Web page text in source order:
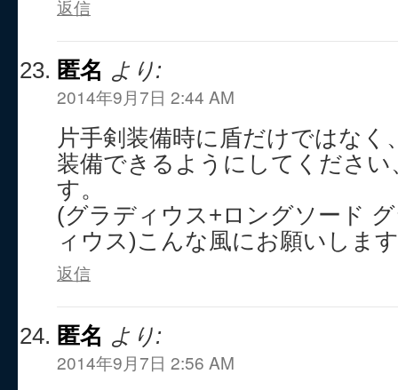
返信
匿名 より:
2014年9月7日 2:44 AM
片手剣装備時に盾だけではなく
装備できるようにしてくださ
す。
(グラディウス+ロングソード
ィウス)こんな風にお願いしま
返信
匿名 より:
2014年9月7日 2:56 AM